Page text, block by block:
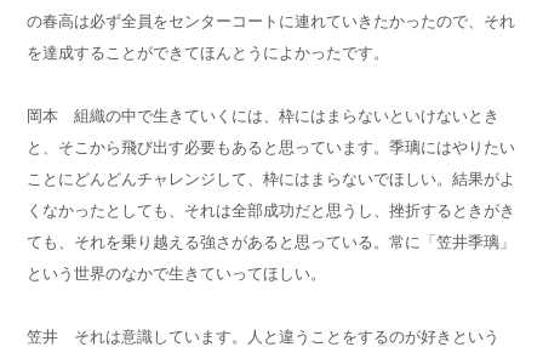
の春高は必ず全員をセンターコートに連れていきたかったので、それ
を達成することができてほんとうによかったです。
岡本 組織の中で生きていくには、枠にはまらないといけないとき
と、そこから飛び出す必要もあると思っています。季璃にはやりたい
ことにどんどんチャレンジして、枠にはまらないでほしい。結果がよ
くなかったとしても、それは全部成功だと思うし、挫折するときがき
ても、それを乗り越える強さがあると思っている。常に「笠井季璃」
という世界のなかで生きていってほしい。
笠井 それは意識しています。人と違うことをするのが好きという